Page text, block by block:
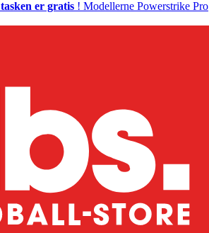
tasken er gratis ! Modellerne Powerstrike Pro